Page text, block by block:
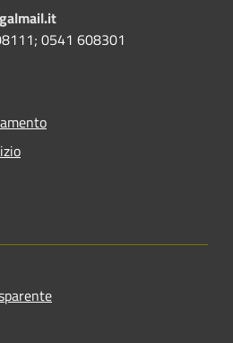
0541 608301